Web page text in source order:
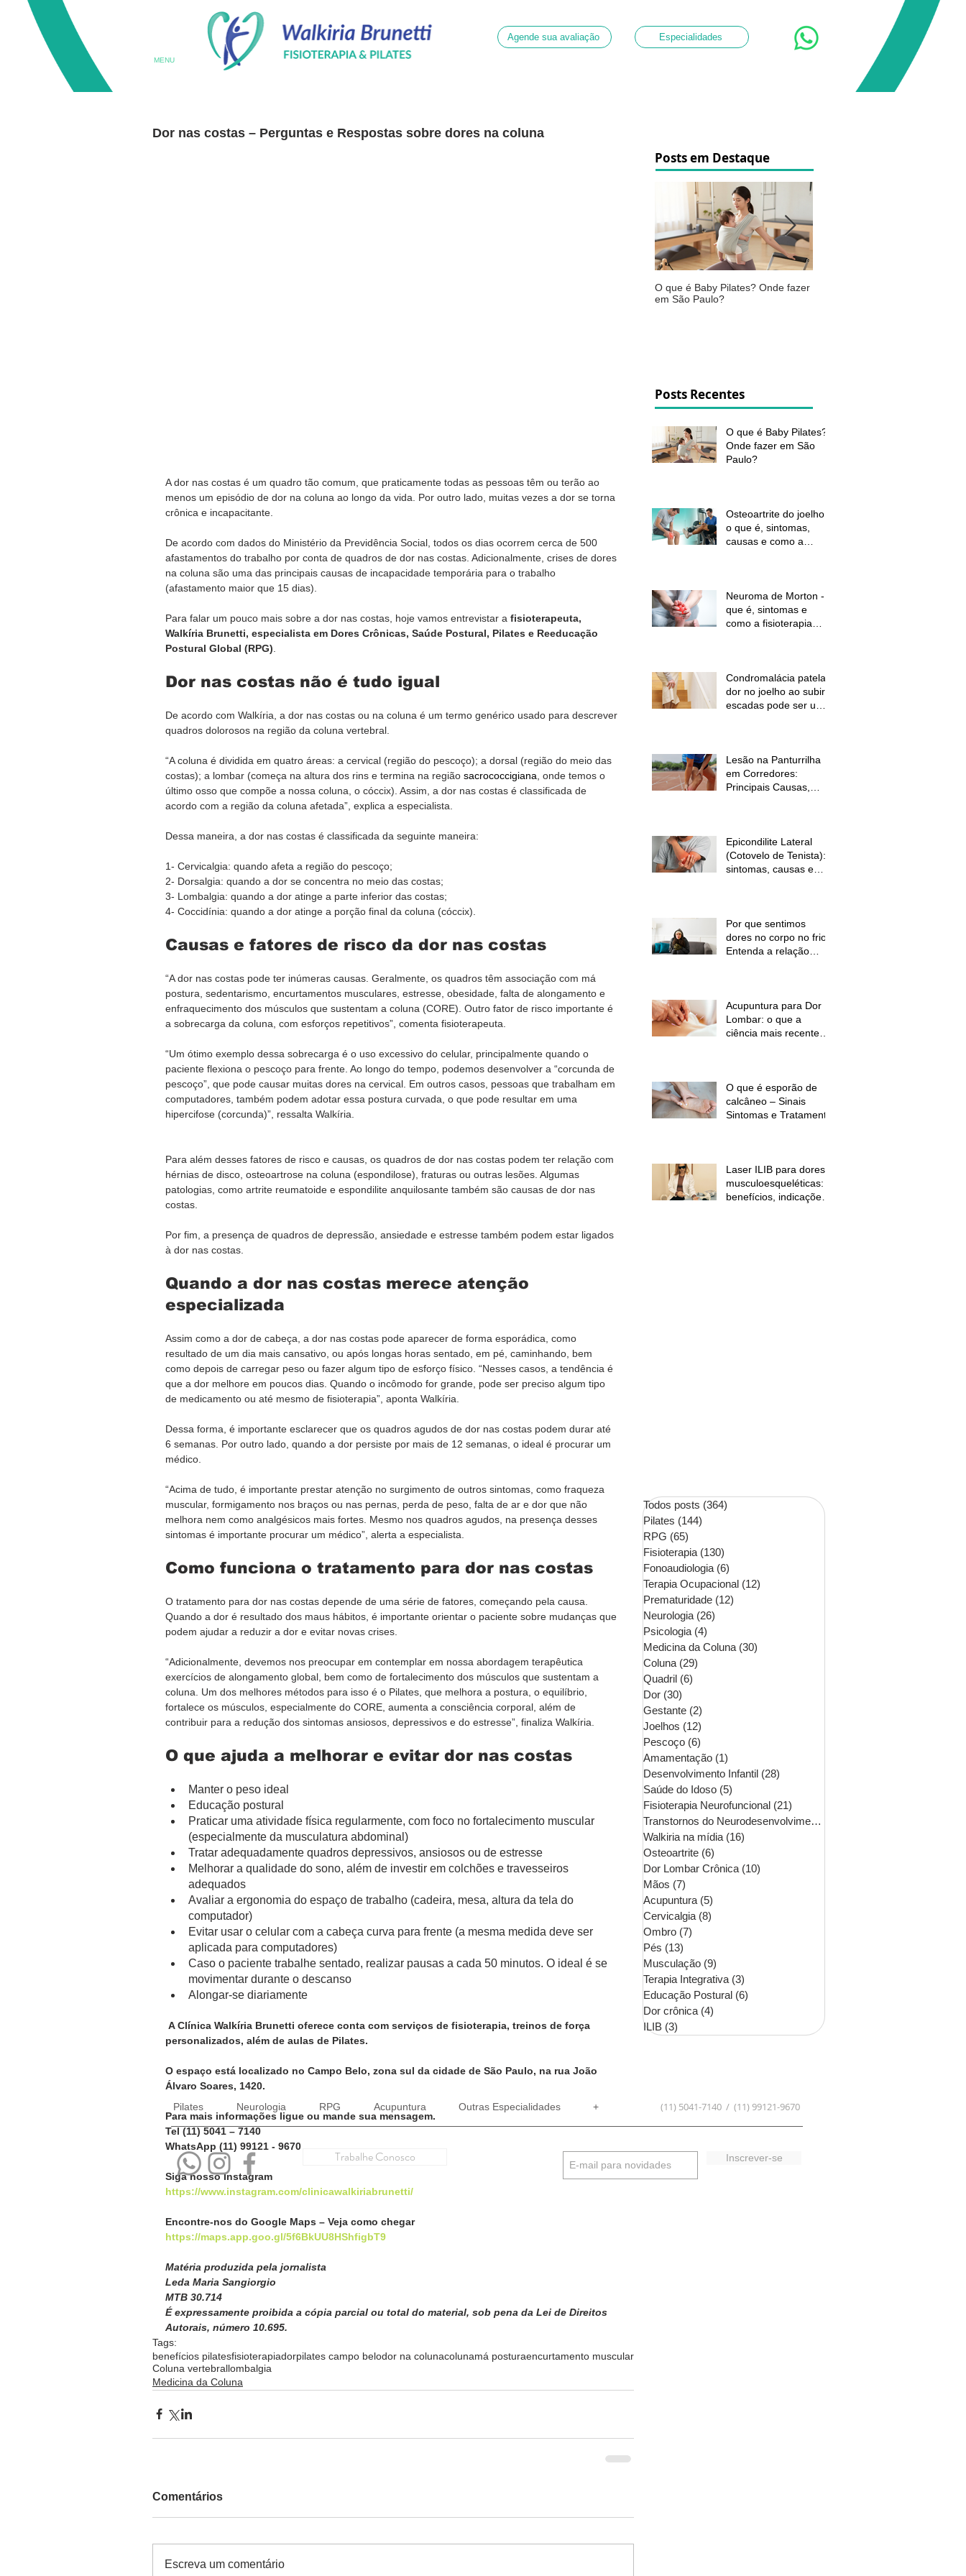
MENU
Agende sua avaliação Especialidades
Dor nas costas – Perguntas e Respostas sobre dores na coluna
A dor nas costas é um quadro tão comum, que praticamente todas as pessoas têm ou terão ao
menos um episódio de dor na coluna ao longo da vida. Por outro lado, muitas vezes a dor se torna
crônica e incapacitante.
De acordo com dados do Ministério da Previdência Social, todos os dias ocorrem cerca de 500
afastamentos do trabalho por conta de quadros de dor nas costas. Adicionalmente, crises de dores
na coluna são uma das principais causas de incapacidade temporária para o trabalho
(afastamento maior que 15 dias).
Para falar um pouco mais sobre a dor nas costas, hoje vamos entrevistar a fisioterapeuta,
Walkíria Brunetti, especialista em Dores Crônicas, Saúde Postural, Pilates e Reeducação
Postural Global (RPG)
Dor nas costas não é tudo igual
De acordo com Walkíria, a dor nas costas ou na coluna é um termo genérico usado para descrever
quadros dolorosos na região da coluna vertebral.
“A coluna é dividida em quatro áreas: a cervical (região do pescoço); a dorsal (região do meio das
costas); a lombar (começa na altura dos rins e termina na região sacrococcigiana , onde temos o
último osso que compõe a nossa coluna, o cóccix). Assim, a dor nas costas é classificada de
acordo com a região da coluna afetada”, explica a especialista.
Dessa maneira, a dor nas costas é classificada da seguinte maneira:
1- Cervicalgia: quando afeta a região do pescoço;
2- Dorsalgia: quando a dor se concentra no meio das costas;
3- Lombalgia: quando a dor atinge a parte inferior das costas;
4- Coccidínia: quando a dor atinge a porção final da coluna (cóccix).
Causas e fatores de risco da dor nas costas
“A dor nas costas pode ter inúmeras causas. Geralmente, os quadros têm associação com má
postura, sedentarismo, encurtamentos musculares, estresse, obesidade, falta de alongamento e
enfraquecimento dos músculos que sustentam a coluna (CORE). Outro fator de risco importante é
a sobrecarga da coluna, com esforços repetitivos”, comenta fisioterapeuta.
“Um ótimo exemplo dessa sobrecarga é o uso excessivo do celular, principalmente quando o
paciente flexiona o pescoço para frente. Ao longo do tempo, podemos desenvolver a “corcunda de
pescoço”, que pode causar muitas dores na cervical. Em outros casos, pessoas que trabalham em
computadores, também podem adotar essa postura curvada, o que pode resultar em uma
hipercifose (corcunda)”, ressalta Walkíria.
Para além desses fatores de risco e causas, os quadros de dor nas costas podem ter relação com
hérnias de disco, osteoartrose na coluna (espondilose), fraturas ou outras lesões. Algumas
patologias, como artrite reumatoide e espondilite anquilosante também são causas de dor nas
costas.
Por fim, a presença de quadros de depressão, ansiedade e estresse também podem estar ligados
à dor nas costas.
Quando a dor nas costas merece atenção
especializada
Assim como a dor de cabeça, a dor nas costas pode aparecer de forma esporádica, como
resultado de um dia mais cansativo, ou após longas horas sentado, em pé, caminhando, bem
como depois de carregar peso ou fazer algum tipo de esforço físico. “Nesses casos, a tendência é
que a dor melhore em poucos dias. Quando o incômodo for grande, pode ser preciso algum tipo
de medicamento ou até mesmo de fisioterapia”, aponta Walkíria.
Dessa forma, é importante esclarecer que os quadros agudos de dor nas costas podem durar até
6 semanas. Por outro lado, quando a dor persiste por mais de 12 semanas, o ideal é procurar um
médico.
“Acima de tudo, é importante prestar atenção no surgimento de outros sintomas, como fraqueza
muscular, formigamento nos braços ou nas pernas, perda de peso, falta de ar e dor que não
melhora nem como analgésicos mais fortes. Mesmo nos quadros agudos, na presença desses
sintomas é importante procurar um médico”, alerta a especialista.
Como funciona o tratamento para dor nas costas
O tratamento para dor nas costas depende de uma série de fatores, começando pela causa.
Quando a dor é resultado dos maus hábitos, é importante orientar o paciente sobre mudanças que
podem ajudar a reduzir a dor e evitar novas crises.
“Adicionalmente, devemos nos preocupar em contemplar em nossa abordagem terapêutica
exercícios de alongamento global, bem como de fortalecimento dos músculos que sustentam a
coluna. Um dos melhores métodos para isso é o Pilates, que melhora a postura, o equilíbrio,
fortalece os músculos, especialmente do CORE, aumenta a consciência corporal, além de
contribuir para a redução dos sintomas ansiosos, depressivos e do estresse”, finaliza Walkíria.
O que ajuda a melhorar e evitar dor nas costas
Manter o peso ideal
Educação postural
Praticar uma atividade física regularmente, com foco no fortalecimento muscular
(especialmente da musculatura abdominal)
Tratar adequadamente quadros depressivos, ansiosos ou de estresse
Melhorar a qualidade do sono, além de investir em colchões e travesseiros
adequados
Avaliar a ergonomia do espaço de trabalho (cadeira, mesa, altura da tela do
computador)
Evitar usar o celular com a cabeça curva para frente (a mesma medida deve ser
aplicada para computadores)
Caso o paciente trabalhe sentado, realizar pausas a cada 50 minutos. O ideal é se
movimentar durante o descanso
Alongar-se diariamente
A Clínica Walkíria Brunetti oferece conta com serviços de fisioterapia, treinos de força
personalizados, além de aulas de Pilates.
O espaço está localizado no Campo Belo, zona sul da cidade de São Paulo, na rua João
Álvaro Soares, 1420.
Para mais informações ligue ou mande sua mensagem.
Tel (11) 5041 – 7140
WhatsApp (11) 99121 - 9670
Siga nosso Instagram
https://www.instagram.com/clinicawalkiriabrunetti/
Encontre-nos do Google Maps – Veja como chegar
https://maps.app.goo.gl/5f6BkUU8HShfigbT9
Matéria produzida pela jornalista
Leda Maria Sangiorgio
MTB 30.714
É expressamente proibida a cópia parcial ou total do material, sob pena da Lei de Direitos
Autorais, número 10.695.
Tags:
benefícios pilatesfisioterapiadorpilates campo belodor na colunacolunamá posturaencurtamento muscular
Coluna vertebrallombalgia
Medicina da Coluna
Comentários
Escreva um comentário
Posts em Destaque
O que é Baby Pilates? Onde fazer
em São Paulo?
Posts Recentes
O que é Baby Pilates?
Onde fazer em São
Paulo?
Osteoartrite do joelho:
o que é, sintomas,
causas e como a
Neuroma de Morton - o
que é, sintomas e
como a fisioterapia
Condromalácia patelar:
dor no joelho ao subir
escadas pode ser um
Lesão na Panturrilha
em Corredores:
Principais Causas,
Epicondilite Lateral
(Cotovelo de Tenista):
sintomas, causas e
Por que sentimos
dores no corpo no frio?
Entenda a relação
Acupuntura para Dor
Lombar: o que a
ciência mais recente
O que é esporão de
calcâneo – Sinais
Sintomas e Tratamento
Laser ILIB para dores
musculoesqueléticas:
benefícios, indicações
Todos posts (364)
Pilates (144)
RPG (65)
Fisioterapia (130)
Fonoaudiologia (6)
Terapia Ocupacional (12)
Prematuridade (12)
Neurologia (26)
Psicologia (4)
Medicina da Coluna (30)
Coluna (29)
Quadril (6)
Dor (30)
Gestante (2)
Joelhos (12)
Pescoço (6)
Amamentação (1)
Desenvolvimento Infantil (28)
Saúde do Idoso (5)
Fisioterapia Neurofuncional (21)
Transtornos do Neurodesenvolvimento
Walkiria na mídia (16)
Osteoartrite (6)
Dor Lombar Crônica (10)
Mãos (7)
Acupuntura (5)
Cervicalgia (8)
Ombro (7)
Pés (13)
Musculação (9)
Terapia Integrativa (3)
Educação Postural (6)
Dor crônica (4)
ILIB (3)
(11) 5041-7140 / (11) 99121-9670
Pilates Neurologia RPG Acupuntura Outras Especialidades +
Trabalhe Conosco Inscrever-se